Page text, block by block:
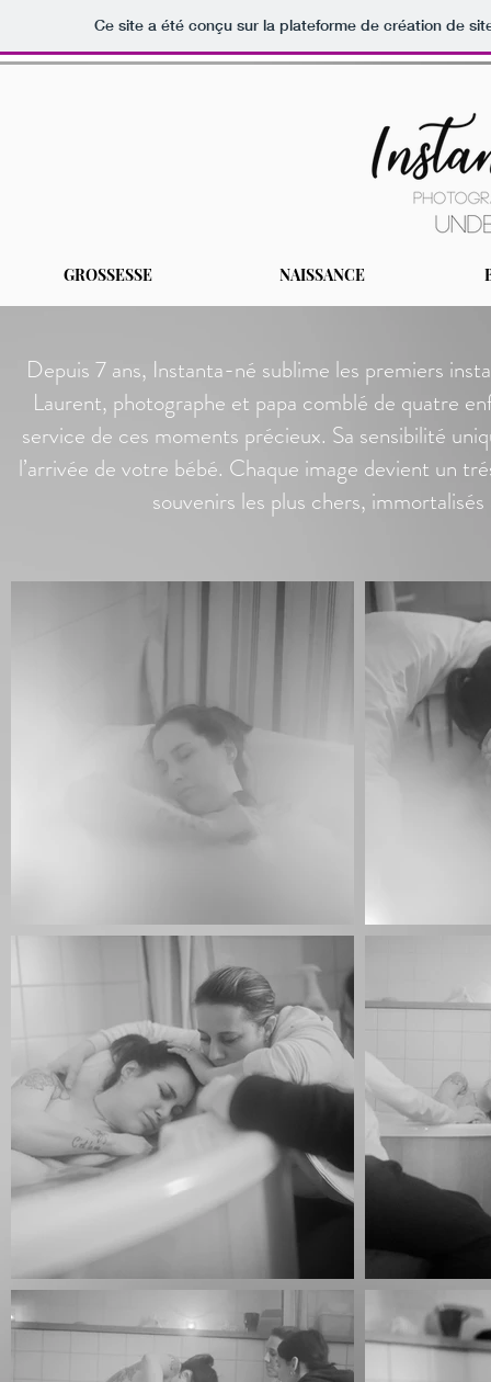
Ce site a été conçu sur la plateforme de création de
Depuis 7 ans, Instanta-né sublime les premiers
Laurent, photographe et papa comblé de quatre
service de ces moments précieux. Sa sensibilité
l’arrivée de votre bébé. Chaque image devient un
souvenirs les plus chers,
GROSSESSE NAISSANCE